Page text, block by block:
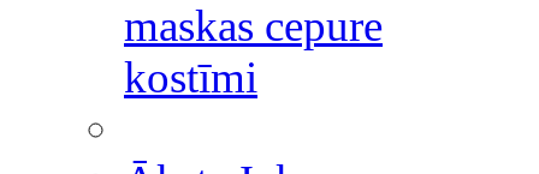
maskas cepure
kostīmi